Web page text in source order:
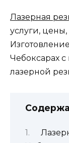
Лазерная
услуги,
Чебоксарах
лазерной